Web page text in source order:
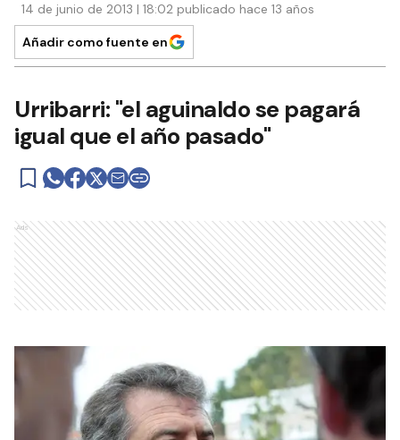
14 de junio de 2013 | 18:02 publicado hace 13 años
Añadir como fuente en
Urribarri: "el aguinaldo se pagará
igual que el año pasado"
Ads